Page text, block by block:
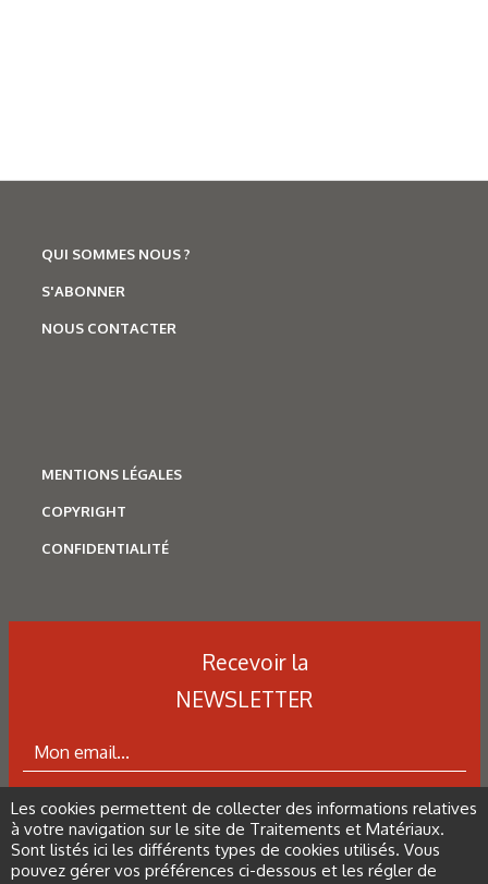
SDL et HR-µLIBS pour la détection des hydrures de titane.
N°498 - Janvier / Février 2026
QUI SOMMES NOUS ?
S'ABONNER
NOUS CONTACTER
MENTIONS LÉGALES
COPYRIGHT
CONFIDENTIALITÉ
Recevoir la
NEWSLETTER
ABONNEZ-VOUS À LA NEWSLETTER
Les cookies permettent de collecter des informations relatives
à votre navigation sur le site de Traitements et Matériaux.
Sont listés ici les différents types de cookies utilisés. Vous
pouvez gérer vos préférences ci-dessous et les régler de